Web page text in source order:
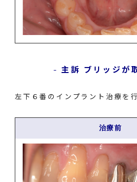
主訴 ブリッジが
左下６番のインプラント治療を
治療前